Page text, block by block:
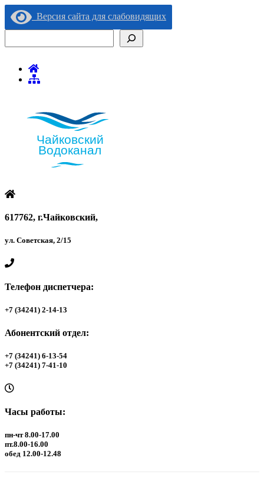
Версия сайта для слабовидящих
617762, г.Чайковский,
ул. Советская, 2/15
Телефон диспетчера:
+7 (34241) 2-14-13
Абонентский отдел:
+7 (34241) 6-13-54
+7 (34241) 7-41-10
Часы работы:
пн-чт 8.00-17.00
пт.8.00-16.00
обед 12.00-12.48